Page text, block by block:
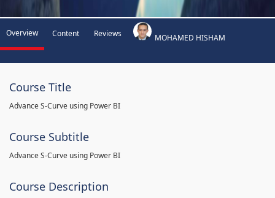
Overview Content Reviews MOHAMED HISHAM
Course Title
Advance S-Curve using Power BI
Course Subtitle
Advance S-Curve using Power BI
Course Description